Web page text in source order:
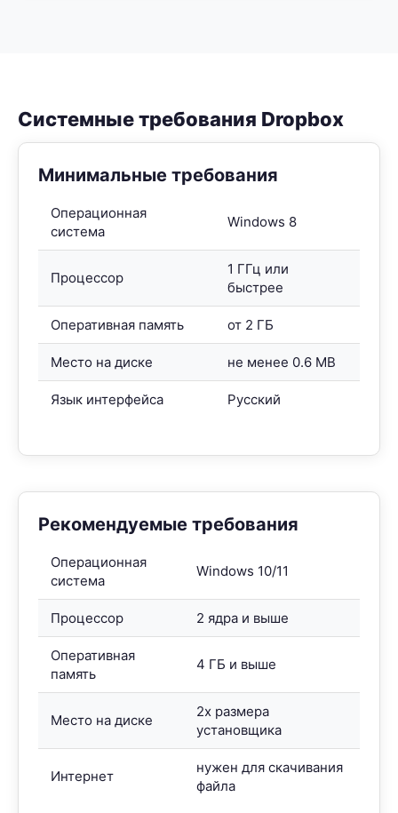
Системные требования Dropbox
Минимальные требования
Операционная
система
Windows 8
Процессор
1 ГГц или
быстрее
Оперативная память от 2 ГБ
Место на диске не менее 0.6 MB
Язык интерфейса Русский
Рекомендуемые требования
Операционная
система
Windows 10/11
Процессор 2 ядра и выше
Оперативная
память
4 ГБ и выше
Место на диске
2x размера
установщика
Интернет
нужен для скачивания
файла